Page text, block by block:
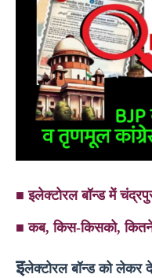
■इलेक्टोरल बॉन्ड में
■कब, किस-किसको, कितने
इलेक्टोरल बॉन्ड को लेकर